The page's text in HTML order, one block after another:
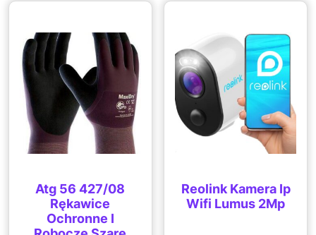
Atg 56 427/08
Rękawice
Ochronne I
Reolink Kamera Ip
Wifi Lumus 2Mp